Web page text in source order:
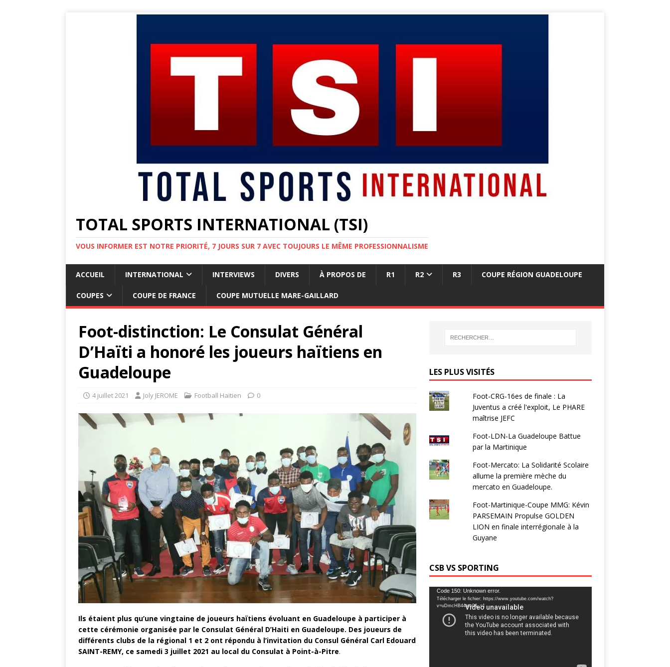
TOTAL SPORTS INTERNATIONAL (TSI)
VOUS INFORMER EST NOTRE PRIORITÉ, 7 JOURS SUR 7 AVEC TOUJOURS LE MÊME PROFESSIONNALISME
ACCUEIL INTERNATIONAL INTERVIEWS DIVERS À PROPOS DE R1 R2 R3 COUPE RÉGION GUADELOUPE
COUPES COUPE DE FRANCE COUPE MUTUELLE MARE-GAILLARD
Foot-distinction: Le Consulat Général
D’Haïti a honoré les joueurs haïtiens en
Guadeloupe
4 juillet 2021 Joly JEROME Football Haïtien 0
Ils étaient plus qu’une vingtaine de joueurs haïtiens évoluant en Guadeloupe à participer à
cette cérémonie organisée par le Consulat Général D’Haiti en Guadeloupe. Des joueurs de
différents clubs de la régional 1 et 2 ont répondu à l’invitation du Consul Général Carl Edouard
SAINT-REMY, ce samedi 3 juillet 2021 au local du Consulat à Point-à-Pitre.
LES PLUS VISITÉS
Foot-CRG-16es de finale : La
Juventus a créé l'exploit, Le PHARE
maîtrise JEFC
Foot-LDN-La Guadeloupe Battue
par la Martinique
Foot-Mercato: La Solidarité Scolaire
allume la première mèche du
mercato en Guadeloupe.
Foot-Martinique-Coupe MMG: Kévin
PARSEMAIN Propulse GOLDEN
LION en finale interrégionale à la
Guyane
CSB VS SPORTING
Lecteur
vidéo
Code 150: Unknown error.
Télécharger le fichier: https://www.youtube.com/watch?
v=uDmcHB44am0&_=1